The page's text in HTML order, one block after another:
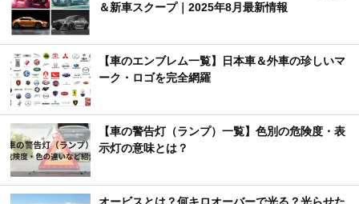
＆新車スクープ｜2025年8月最新情報
【車のエンブレム一覧】日本車＆外車の珍しいマ
ーク・ロゴを完全網羅
【車の警告灯（ランプ）一覧】色別の危険度・表
示灯の意味とは？
オービスとは？何キロオーバーで光る？光らせた